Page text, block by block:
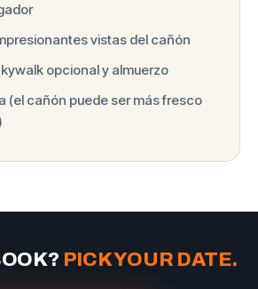
vistas del cañón
opcional y almuerzo
(el cañón puede ser más fresco
PICK YOUR DATE.